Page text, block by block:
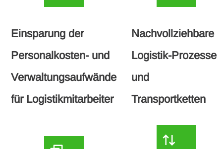
Einsparung der
Personalkosten- und
Verwaltungsaufwände
für Logistikmitarbeiter
Nachvollziehbare
Logistik-Prozesse
und
Transportketten